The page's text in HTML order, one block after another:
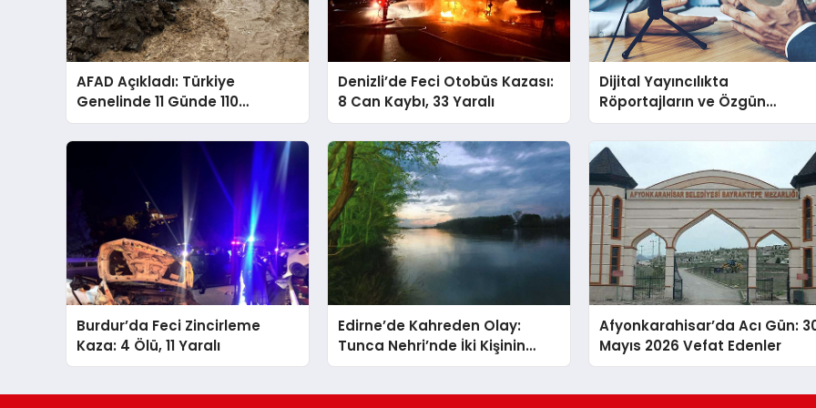
AFAD Açıkladı: Türkiye
Genelinde 11 Günde 110
Heyelan Meydana Geldi
Denizli’de Feci Otobüs Kazası:
8 Can Kaybı, 33 Yaralı
Dijital Yayıncılıkta
Röportajların ve Özgün
İçeriğin Gücü
Burdur’da Feci Zincirleme
Kaza: 4 Ölü, 11 Yaralı
Edirne’de Kahreden Olay:
Tunca Nehri’nde İki Kişinin
Cansız Bedeni Bulundu
Afyonkarahisar’da Acı Gün:
Mayıs 2026 Vefat Edenler